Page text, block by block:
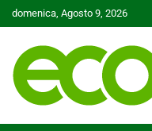
Skip
to
domenica, Agosto 9, 2026